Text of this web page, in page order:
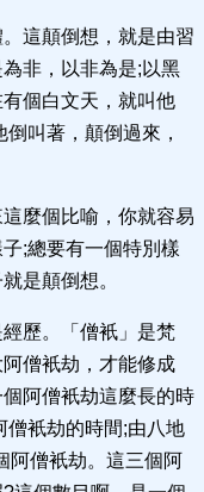
這顛倒想，就是由習
非，以非為是;以黑
個白文天，就叫他
叫著，顛倒過來，
麼個比喻，你就容易
;總要有一個特別樣
是顛倒想。
經歷。「僧衹」是梵
僧衹劫，才能修成
阿僧衹劫這麼長的時
僧衹劫的時間;由八地
阿僧衹劫。這三個阿